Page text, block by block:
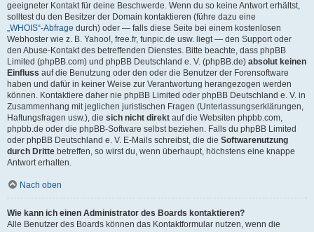
geeigneter Kontakt für deine Beschwerde. Wenn du so keine Antwort erhältst,
solltest du den Besitzer der Domain kontaktieren (führe dazu eine
„WHOIS“-Abfrage durch) oder — falls diese Seite bei einem kostenlosen
Webhoster wie z. B. Yahoo!, free.fr, funpic.de usw. liegt — den Support oder
den Abuse-Kontakt des betreffenden Dienstes. Bitte beachte, dass phpBB
Limited (phpBB.com) und phpBB Deutschland e. V. (phpBB.de) absolut keinen
Einfluss auf die Benutzung oder den oder die Benutzer der Forensoftware
haben und dafür in keiner Weise zur Verantwortung herangezogen werden
können. Kontaktiere daher nie phpBB Limited oder phpBB Deutschland e. V. in
Zusammenhang mit jeglichen juristischen Fragen (Unterlassungserklärungen,
Haftungsfragen usw.), die sich nicht direkt auf die Websiten phpbb.com,
phpbb.de oder die phpBB-Software selbst beziehen. Falls du phpBB Limited
oder phpBB Deutschland e. V. E-Mails schreibst, die die Softwarenutzung
durch Dritte betreffen, so wirst du, wenn überhaupt, höchstens eine knappe
Antwort erhalten.
Nach oben
Wie kann ich einen Administrator des Boards kontaktieren?
Alle Benutzer des Boards können das Kontaktformular nutzen, wenn die